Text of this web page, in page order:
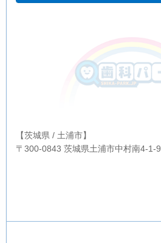
【茨城県 / 土浦市】
〒300-0843 茨城県土浦市中村南4-1-9